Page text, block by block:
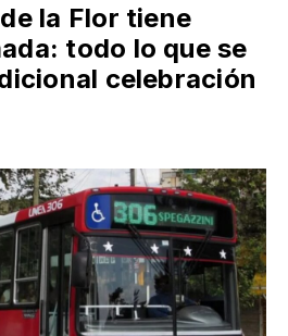
la Flor tiene
todo lo que se
celebración